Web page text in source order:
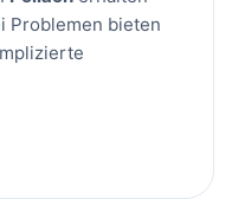
Problemen bieten